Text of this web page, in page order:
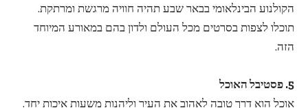
הקולנוע הבינלאומי בבאר שבע תהיה חוויה מרגשת ומרתקת.
תוכלו לצפות בסרטים מכל העולם ולדון בהם במאורע המיוחד
הזה.
5. פסטיבל האוכל
אוכל הוא דרך טובה לאהוב את העיר וליהנות משעות איכות יחד.